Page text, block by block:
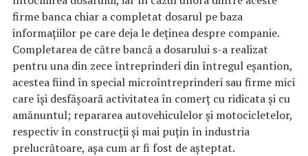
firme banca chiar a completat dosarul pe baza
informațiilor pe care deja le deținea despre companie.
Completarea de către bancă a dosarului s-a realizat
pentru una din zece întreprinderi din întregul eșantion,
acestea fiind în special microîntreprinderi sau firme mici
care își desfășoară activitatea în comerț cu ridicata și cu
amănuntul; repararea autovehiculelor și motocicletelor,
respectiv în construcții și mai puțin în industria
prelucrătoare, așa cum ar fi fost de așteptat.